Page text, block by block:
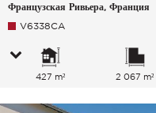
Французская Ривьера, Франция
V6338CA
427 m² 2 067 m²